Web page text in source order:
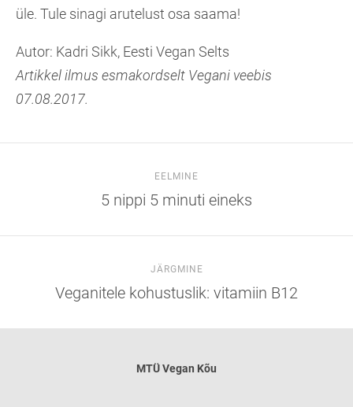
üle. Tule sinagi arutelust osa saama!
Autor: Kadri Sikk, Eesti Vegan Selts
Artikkel ilmus esmakordselt Vegani veebis
07.08.2017.
EELMINE
5 nippi 5 minuti eineks
JÄRGMINE
Veganitele kohustuslik: vitamiin B12
MTÜVegan Kõu